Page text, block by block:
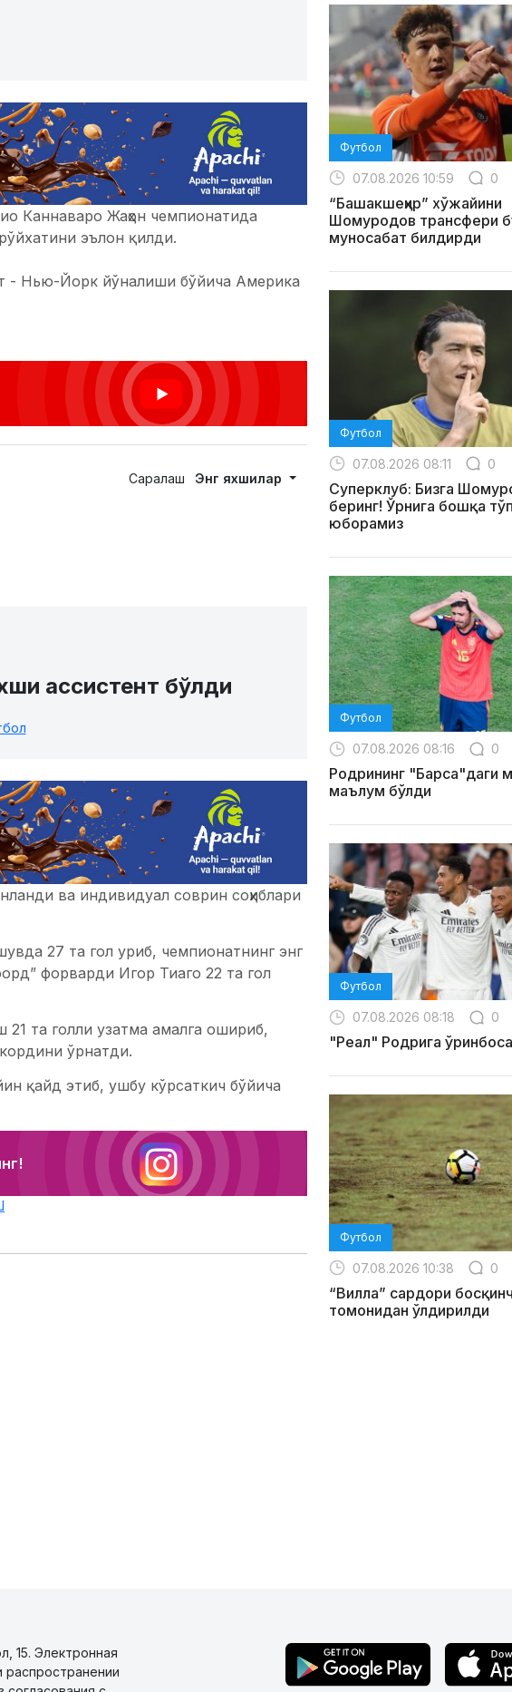
Каннаваро Жаҳон чемпионатида
эълон қилди.
- Нью-Йорк йўналиши бўйича Америка
Саралаш Энг яхшилар
ассистент бўлди
ва индивидуал соврин соҳиблари
27 та гол уриб, чемпионатнинг энг
форварди Игор Тиаго 22 та гол
та голли узатма амалга ошириб,
ўрнатди.
қайд этиб, ушбу кўрсаткич бўйича
Футбол
07.08.2026 10:59 0
“Башакшеҳир” хўжайини
Шомуродов трансфери
муносабат билдирди
Футбол
07.08.2026 08:11 0
Суперклуб: Бизга
беринг! Ўрнига бошқа
юборамиз
Футбол
07.08.2026 08:16 0
Родрининг "Барса"даги
маълум бўлди
Футбол
07.08.2026 08:18 0
"Реал" Родрига
Футбол
07.08.2026 10:38 0
“Вилла” сардори
томонидан ўлдирилди
15. Электронная
распространении